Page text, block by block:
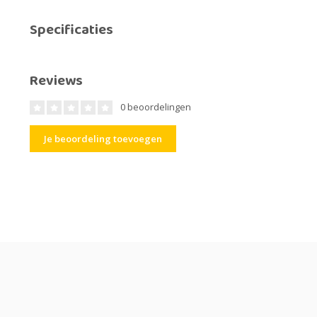
Specificaties
Reviews
0 beoordelingen
Je beoordeling toevoegen